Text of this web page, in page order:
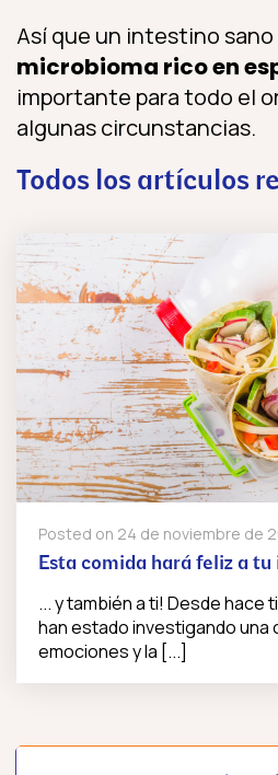
Así que un intestino
microbioma rico en
importante para todo el
algunas circunstancias.
Todos los artículos
Posted on 24 de noviembre de
Esta comida hará feliz a
... y también a ti! Desde
han estado investigando una
emociones y la [...]